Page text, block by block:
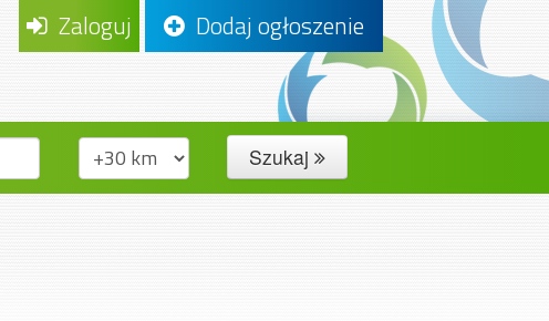
Zaloguj Dodaj ogłoszenie
Szukaj